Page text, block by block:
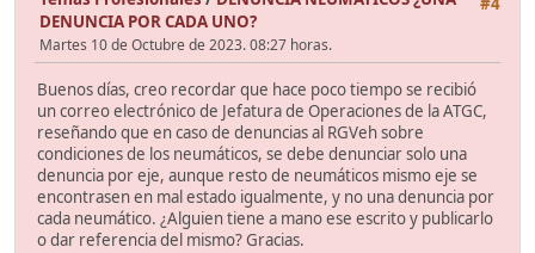
DENUNCIA POR CADA UNO?
Martes 10 de Octubre de 2023. 08:27 horas.
Buenos días, creo recordar que hace poco tiempo se recibió
un correo electrónico de Jefatura de Operaciones de la ATGC,
reseñando que en caso de denuncias al RGVeh sobre
condiciones de los neumáticos, se debe denunciar solo una
denuncia por eje, aunque resto de neumáticos mismo eje se
encontrasen en mal estado igualmente, y no una denuncia por
cada neumático. ¿Alguien tiene a mano ese escrito y publicarlo
o dar referencia del mismo? Gracias.